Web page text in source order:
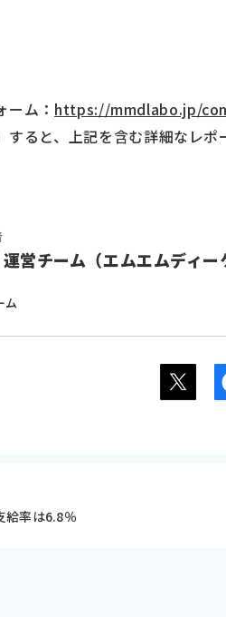
ーム： https://mmdlabo.jp/
すると、上記を含む詳細なレポ
営チーム（エムエムディ
ム
給率は6.8％